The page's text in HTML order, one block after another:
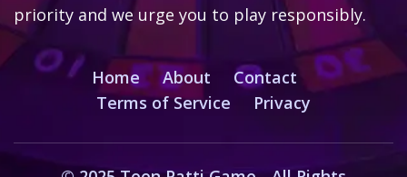
priority and we urge you to play responsibly.
Home About
Contact
Terms of Service
Privacy